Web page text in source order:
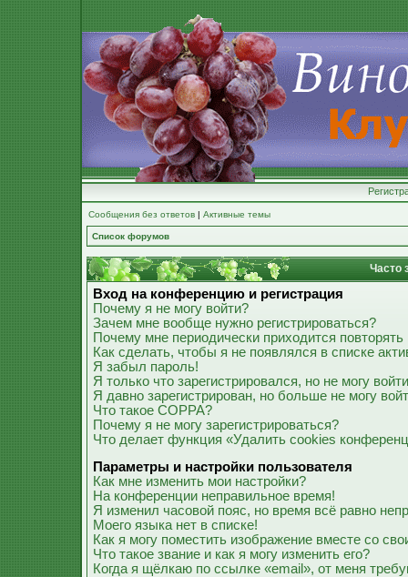
Сообщения без ответов | Активные темы
Список форумов
Часто
Вход на конференцию и регистрация
Почему я не могу войти?
Зачем мне вообще нужно регистрироваться?
Почему мне периодически приходится
Как сделать, чтобы я не появлялся в списке
Я забыл пароль!
Я только что зарегистрировался, но не могу
Я давно зарегистрирован, но больше не могу
Что такое COPPA?
Почему я не могу зарегистрироваться?
Что делает функция «Удалить cookies
Параметры и настройки пользователя
Как мне изменить мои настройки?
На конференции неправильное время!
Я изменил часовой пояс, но время всё равно
Моего языка нет в списке!
Как я могу поместить изображение вместе со
Что такое звание и как я могу изменить его?
Когда я щёлкаю по ссылке «email», от меня